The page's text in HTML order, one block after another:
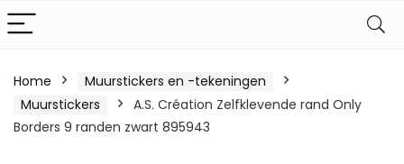
Home
Muurstickers en -tekeningen
Muurstickers
A.S. Création Zelfklevende rand Only
Borders 9 randen zwart 895943